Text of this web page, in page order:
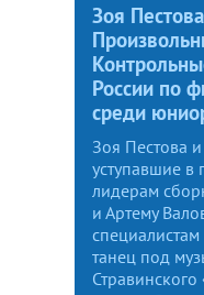
Зоя
России по
среди
Зоя Пестова
уступавшие в
лидерам
и Артему
танец под